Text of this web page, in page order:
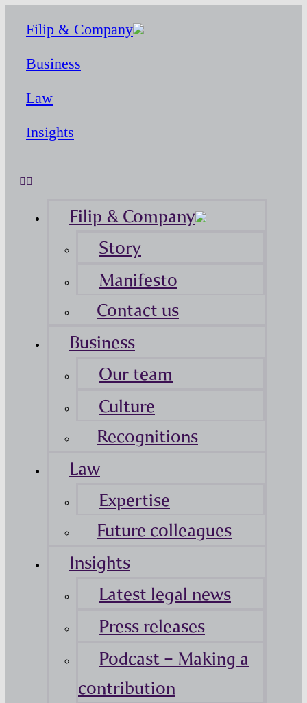
Filip & Company
Business
Law
Insights
Filip & Company
Story
Manifesto
Contact us
Business
Our team
Culture
Recognitions
Law
Expertise
Future colleagues
Insights
Latest legal news
Press releases
Podcast – Making a
contribution